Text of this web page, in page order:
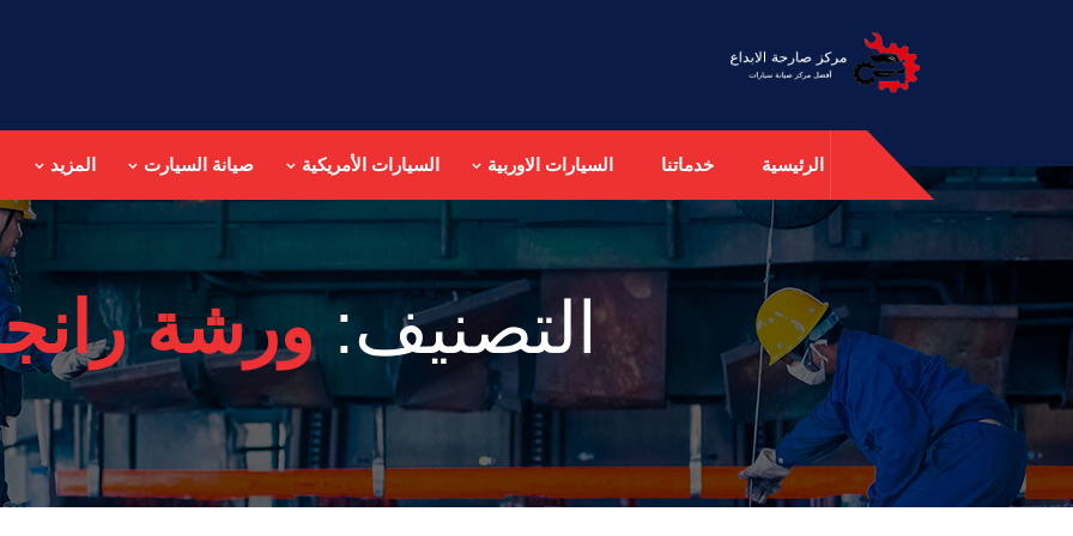
الرئيسية خدماتنا السيارات الاوربية السيارات الأمريكية صيانة السيارت المزيد
التصنيف:ورشة